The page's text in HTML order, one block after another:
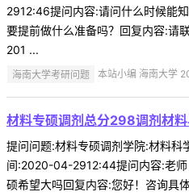
2912:46提问内容:请问什么时候能
要提前做什么准备吗？回复内容:
201 ...
海南大学考研问题 本站小编 海南大学
材料专硕调剂总分298调剂材
提问问题:材料专硕调剂学院:材料
间:2020-04-2912:44提问内容:老
硕希望大吗回复内容:您好！咨询具